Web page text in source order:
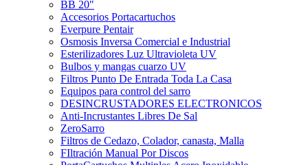
BB 20"
Accesorios Portacartuchos
Everpure Pentair
Osmosis Inversa Comercial e Industrial
Esterilizadores Luz Ultravioleta UV
Bulbos y mangas cuarzo UV
Filtros Punto De Entrada Toda La Casa
Equipos para control del sarro
DESINCRUSTADORES ELECTRONICOS
Anti-Incrustantes Libres De Sal
ZeroSarro
Filtros de Cedazo, Colador, canasta, Malla
FIltración Manual Por Discos